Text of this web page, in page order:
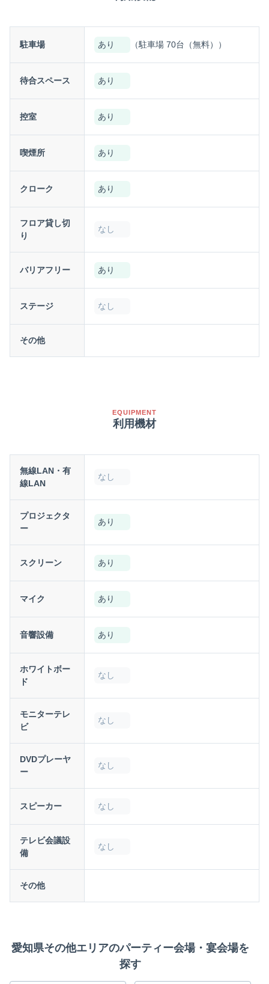
駐車場 あり （駐車場 70台（無料））
待合スペース あり
控室 あり
喫煙所 あり
クローク あり
フロア貸し切
り
なし
バリアフリー あり
ステージ なし
その他
EQUIPMENT
利用機材
無線LAN・有
線LAN
なし
プロジェクタ
ー
あり
スクリーン あり
マイク あり
音響設備 あり
ホワイトボー
ド
なし
モニターテレ
ビ
なし
DVDプレーヤ
ー
なし
スピーカー なし
テレビ会議設
備
なし
その他
愛知県その他エリアのパーティー会場・宴会場を
探す